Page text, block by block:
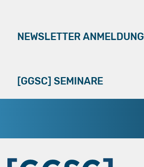
NEWSLETTER ANMELDUNG
[GGSC] SEMINARE